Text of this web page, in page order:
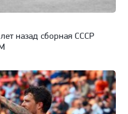
назад сборная СССР